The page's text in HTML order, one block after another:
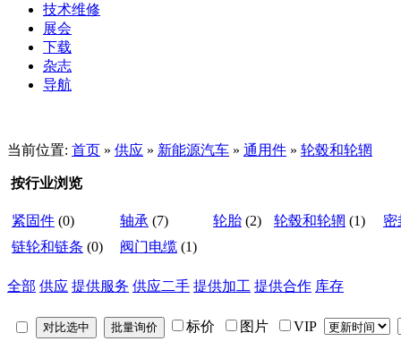
技术维修
展会
下载
杂志
导航
当前位置: 首页 » 供应 » 新能源汽车 » 通用件 » 轮毂和轮辋
按行业浏览
紧固件 (0) 轴承 (7) 轮胎 (2) 轮毂和轮辋 (1)
密
链轮和链条 (0) 阀门电缆 (1)
全部 供应 提供服务 供应二手 提供加工 提供合作 库存
标价 图片 VIP